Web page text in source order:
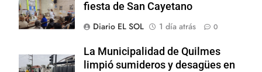
fiesta de San Cayetano
Diario EL SOL
1 día atrás 0
La Municipalidad de Quilmes
limpió sumideros y desagües en